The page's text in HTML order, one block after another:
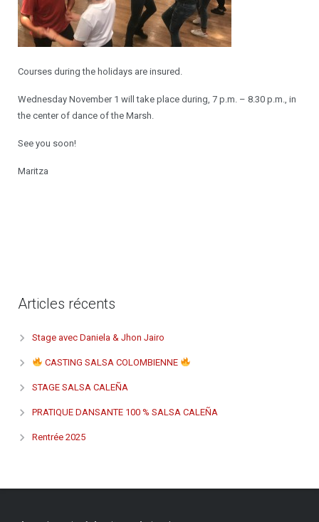
Courses during the holidays are insured.
Wednesday November 1 will take place during, 7 p.m. – 8.30 p.m., in
the center of dance of the Marsh.
See you soon!
Maritza
Articles récents
Stage avec Daniela & Jhon Jairo
CASTING SALSA COLOMBIENNE
STAGE SALSA CALEÑA
PRATIQUE DANSANTE 100 % SALSA CALEÑA
Rentrée 2025